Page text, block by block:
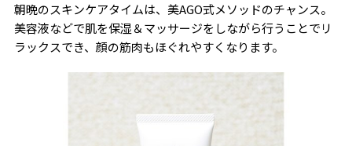
朝晩のスキンケアタイムは、美AGO式メソッドのチャンス。
美容液などで肌を保湿＆マッサージをしながら行うことでリ
ラックスでき、顔の筋肉もほぐれやすくなります。